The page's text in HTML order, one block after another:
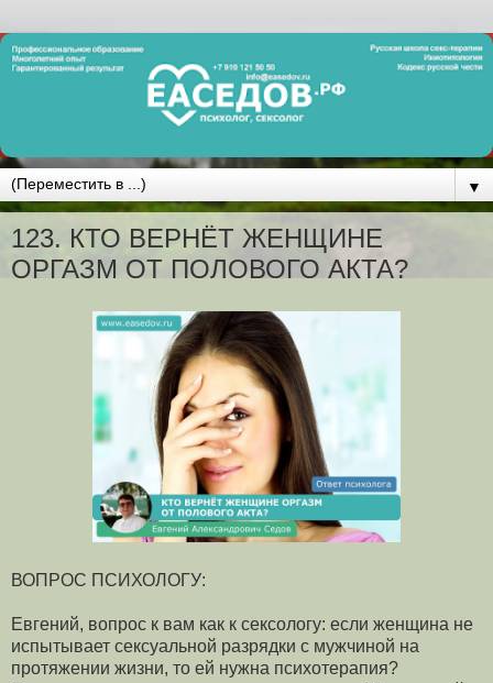
▼
123. КТО ВЕРНЁТ ЖЕНЩИНЕ
ОРГАЗМ ОТ ПОЛОВОГО АКТА?
ВОПРОС ПСИХОЛОГУ:
Евгений, вопрос к вам как к сексологу: если женщина не
испытывает сексуальной разрядки с мужчиной на
протяжении жизни, то ей нужна психотерапия?